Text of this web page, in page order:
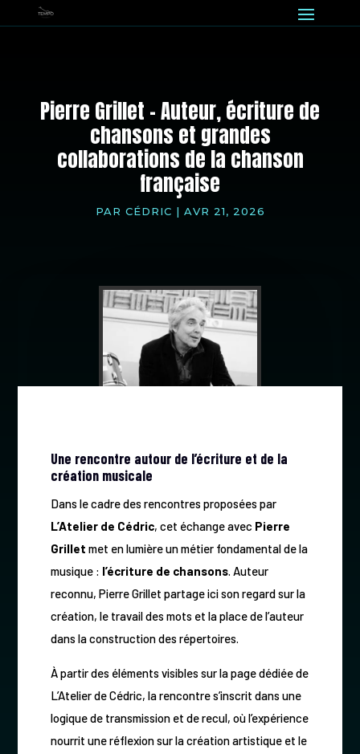
Pierre Grillet – Auteur, écriture de
chansons et grandes
collaborations de la chanson
française
PAR CÉDRIC | AVR 21, 2026
Une rencontre autour de l’écriture et de la
création musicale
Dans le cadre des rencontres proposées par
L’Atelier de Cédric, cet échange avec Pierre
Grillet met en lumière un métier fondamental de la
musique : l’écriture de chansons. Auteur
reconnu, Pierre Grillet partage ici son regard sur la
création, le travail des mots et la place de l’auteur
dans la construction des répertoires.
À partir des éléments visibles sur la page dédiée de
L’Atelier de Cédric, la rencontre s’inscrit dans une
logique de transmission et de recul, où l’expérience
nourrit une réflexion sur la création artistique et le